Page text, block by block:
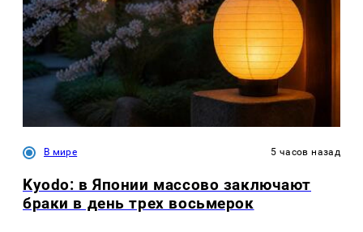
В мире 5 часов назад
Kyodo: в Японии массово заключают
браки в день трех восьмерок